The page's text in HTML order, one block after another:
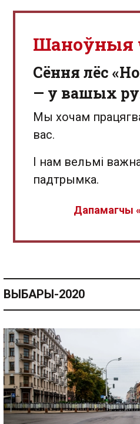
Шаноўныя
Сёння лёс
— у вашых
Мы хочам
вас.
І нам вельмі
падтрымка.
Дапамагчы
ВЫБАРЫ-2020